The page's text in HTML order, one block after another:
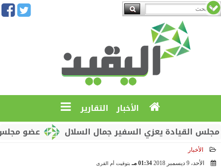
الأخبار التقارير
عضو مجلس
يعزي السفير جمال السلال
الأخبار
الأحد، 9 ديسمبر 2018
01:34 مـ بتوقيت أم القرى